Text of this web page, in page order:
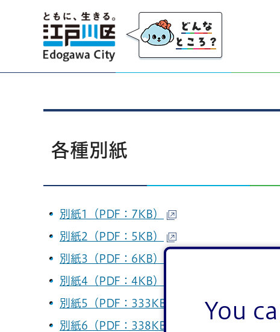
You
江戸川区
各種別紙
別紙1（PDF：7KB）
別紙2（PDF：5KB）
別紙3（PDF：6KB）
別紙4（PDF：4KB）
別紙5（PDF：333KB）
別紙6（PDF：338KB）